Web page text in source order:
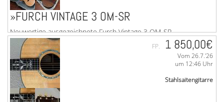
»FURCH VINTAGE 3 OM-SR
Neuwertige ausgezeichnete Furch Vintage 3 OM-SR
Steelstring, mit Furch-Koffer und eingebautem LR-Baggs-
Anthem-Tonabnehmersystem. Mit Seriennummer. Decke
...mehr
FP. 1 850,00€
Vom 26.7.'26
um 12:46 Uhr
Stahlsaitengitarre